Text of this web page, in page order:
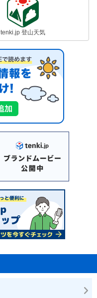
tenki.jp 登山天気